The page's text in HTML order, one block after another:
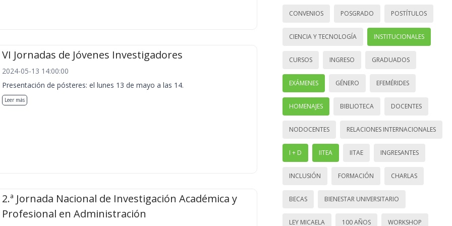
VI Jornadas de Jóvenes Investigadores
2024-05-13 14:00:00
Presentación de pósteres: el lunes 13 de mayo a las 14.
Leer más
2.ª Jornada Nacional de Investigación Académica y
Profesional en Administración
CONVENIOS POSGRADO POSTÍTULOS
CIENCIA Y TECNOLOGÍA INSTITUCIONALES
CURSOS INGRESO GRADUADOS
EXÁMENES GÉNERO EFEMÉRIDES
HOMENAJES BIBLIOTECA DOCENTES
NODOCENTES RELACIONES INTERNACIONALES
I + D IITEA IITAE INGRESANTES
INCLUSIÓN FORMACIÓN CHARLAS
BECAS BIENESTAR UNIVERSITARIO
LEY MICAELA 100 AÑOS WORKSHOP